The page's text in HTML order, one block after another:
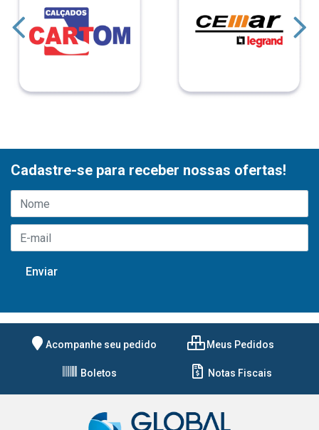
Cadastre-se para receber nossas ofertas!
Acompanhe seu pedido Meus Pedidos
Boletos Notas Fiscais